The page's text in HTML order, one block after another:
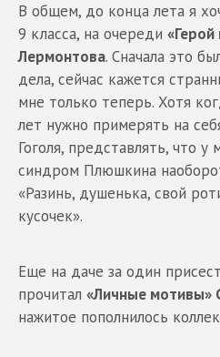
В общем, до конца лета я
9 класса, на очереди
Лермонтова. Сначала это
дела, сейчас кажется
мне только теперь. Хотя
лет нужно примерять на
Гоголя, представлять, что
синдром Плюшкина
«Разинь, душенька, свой
кусочек».
Еще на даче за один
прочитал «Личные мотивы»
нажитое пополнилось